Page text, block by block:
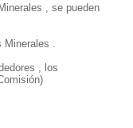
, se pueden
.
, los